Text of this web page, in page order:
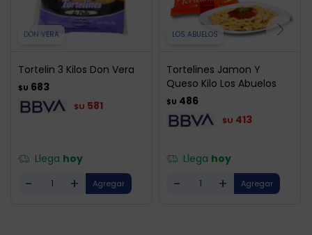
DON VERA
Tortelin 3 Kilos Don Vera
$U 683
$U 581
Llega hoy
- +
LOS ABUELOS
Tortelines Jamon Y
Queso Kilo Los Abuelos
$U 486
$U 413
Llega hoy
- +